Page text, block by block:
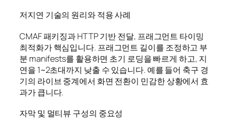
저지연 기술의 원리와 적용 사례
CMAF 패키징과 HTTP 기반 전달, 프래그먼트 타이밍
최적화가 핵심입니다. 프래그먼트 길이를 조정하고 부
분 manifests를 활용하면 초기 로딩을 빠르게 하고, 지
연을 1~2초대까지 낮출 수 있습니다. 예를 들어 축구 경
기의 라이브 중계에서 화면 전환이 민감한 상황에서 효
과가 큽니다.
자막 및 멀티뷰 구성의 중요성